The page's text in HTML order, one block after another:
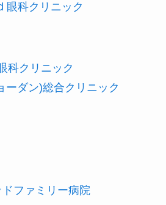
眼科クリニック
科クリニック
ーダン)総合クリニック
ファミリー病院